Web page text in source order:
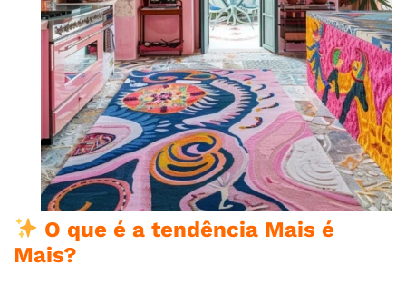
O que é a tendência Mais é
Mais?